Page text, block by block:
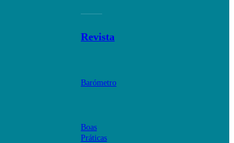
Revista
Barómetro
Boas
Práticas